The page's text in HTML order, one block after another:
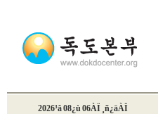
2026³â 08¿ù 06ÀÏ ¸ñ¿äÀÏ